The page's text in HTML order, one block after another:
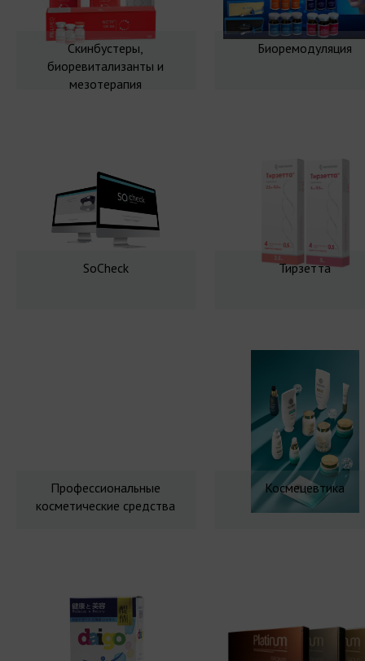
Скинбустеры,
биоревитализанты и
мезотерапия
Биоремодуляция
SoCheck Тирзетта
Профессиональные
косметические средства
Космецевтика